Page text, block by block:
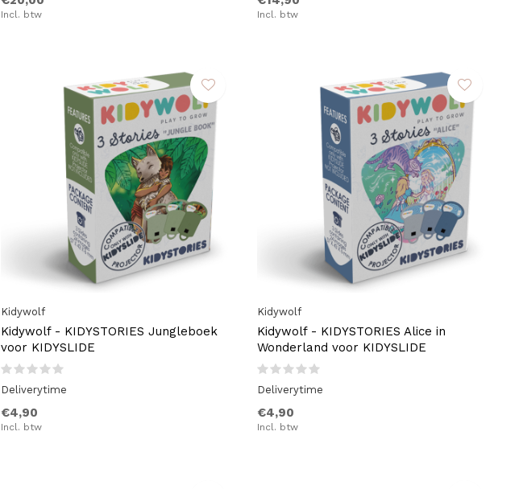
Incl. btw Incl. btw
Kidywolf
Kidywolf - KIDYSTORIES Jungleboek
voor KIDYSLIDE
Deliverytime
€4,90
Incl. btw
Kidywolf
Kidywolf - KIDYSTORIES Alice in
Wonderland voor KIDYSLIDE
Deliverytime
€4,90
Incl. btw